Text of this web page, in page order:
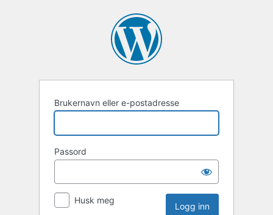
Brukernavn eller e-postadresse
Passord
Husk meg